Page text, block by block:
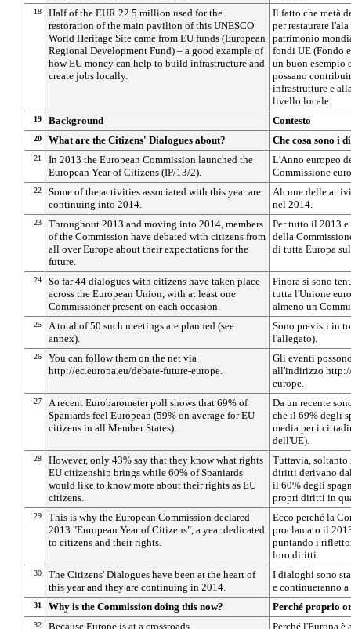
18
Half of the EUR 22.5 million used for the
restoration of the main pavilion of this UNESCO
World Heritage Site came from EU funds (European
Regional Development Fund) – a good example of
how EU money can help to build infrastructure and
create jobs locally.
Il fatto che metà
per restaurare
patrimonio
fondi UE (Fondo
un buon esempio
possano
infrastrutture e
livello locale.
19 Background Contesto
20 What are the Citizens' Dialogues about? Che cosa sono i
21
In 2013 the European Commission launched the
European Year of Citizens (IP/13/2).
L'Anno europeo
Commissione
22
Some of the activities associated with this year are
continuing into 2014.
Alcune delle
nel 2014.
23
Throughout 2013 and moving into 2014, members
of the Commission have debated with citizens from
all over Europe about their expectations for the
future.
Per tutto il 2013
della
di tutta Europa
24
So far 44 dialogues with citizens have taken place
across the European Union, with at least one
Commissioner present on each occasion.
Finora si sono
tutta l'Unione
almeno un
25
A total of 50 such meetings are planned (see
annex).
Sono previsti in
l'allegato).
26
You can follow them on the net via
http://ec.europa.eu/debate-future-europe.
Gli eventi
all'indirizzo http://
europe.
27
A recent Eurobarometer poll shows that 69% of
Spaniards feel European (59% on average for EU
citizens in all Member States).
Da un recente
che il 69% degli
media per i
dell'UE).
28
However, only 43% say that they know what rights
EU citizenship brings while 60% of Spaniards
would like to know more about their rights as EU
citizens.
Tuttavia, soltanto
diritti derivano
il 60% degli
propri diritti in
29
This is why the European Commission declared
2013 "European Year of Citizens", a year dedicated
to citizens and their rights.
Ecco perché la
proclamato il
puntando i
loro diritti.
30
The Citizens' Dialogues have been at the heart of
this year and they are continuing in 2014.
I dialoghi sono
e continueranno
31 Why is the Commission doing this now? Perché proprio
32 Because Europe is at a crossroads. Perché l'Europa è